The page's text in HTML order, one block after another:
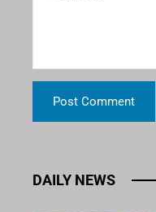
DAILY NEWS